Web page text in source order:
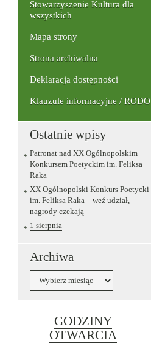
Stowarzyszenie Kultura dla
wszystkich
Mapa strony
Strona archiwalna
Deklaracja dostępności
Klauzule informacyjne / RODO
Ostatnie wpisy
Patronat nad XX Ogólnopolskim
Konkursem Poetyckim im. Feliksa
Raka
XX Ogólnopolski Konkurs Poetycki
im. Feliksa Raka – weź udział,
nagrody czekają
1 sierpnia
Archiwa
GODZINY
OTWARCIA